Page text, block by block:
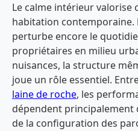
Le calme intérieur valorise
habitation
perturbe encore le
propriétaires en milieu
nuisances, la structure
joue un rôle essentiel.
laine de roche, les
dépendent principalement
de la configuration des